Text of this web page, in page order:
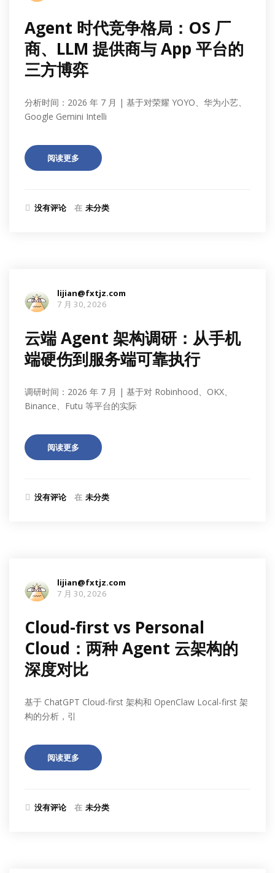
Agent 时代竞争格局：OS 厂
商、LLM 提供商与 App 平台的
三方博弈
分析时间：2026 年 7 月 | 基于对荣耀 YOYO、华为小艺、
Google Gemini Intelli
阅读更多
没有评论 在 未分类
lijian@fxtjz.com
7 月 30, 2026
云端 Agent 架构调研：从手机
端硬伤到服务端可靠执行
调研时间：2026 年 7 月 | 基于对 Robinhood、OKX、
Binance、Futu 等平台的实际
阅读更多
没有评论 在 未分类
lijian@fxtjz.com
7 月 30, 2026
Cloud-first vs Personal
Cloud：两种 Agent 云架构的
深度对比
基于 ChatGPT Cloud-first 架构和 OpenClaw Local-first 架
构的分析，引
阅读更多
没有评论 在 未分类